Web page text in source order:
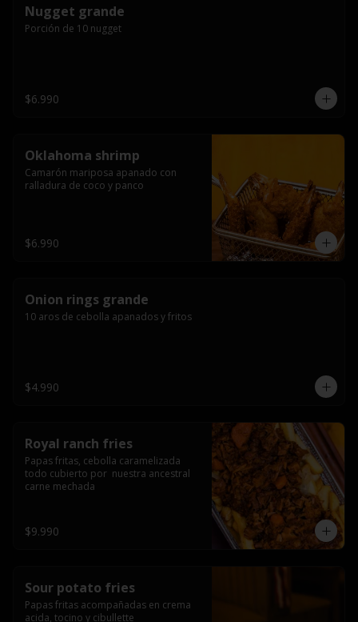
Nugget grande
Porción de 10 nugget
$6.990
Oklahoma shrimp
Camarón mariposa apanado con
ralladura de coco y panco
$6.990
Onion rings grande
10 aros de cebolla apanados y fritos
$4.990
Royal ranch fries
Papas fritas, cebolla caramelizada
todo cubierto por  nuestra ancestral
carne mechada
$9.990
Sour potato fries
Papas fritas acompañadas en crema
acida, tocino y cibullette